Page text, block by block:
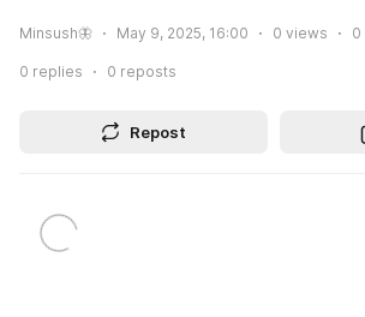
Minsush🦋 May 9, 2025, 16:00 0 views 0
0 replies 0 reposts
Repost